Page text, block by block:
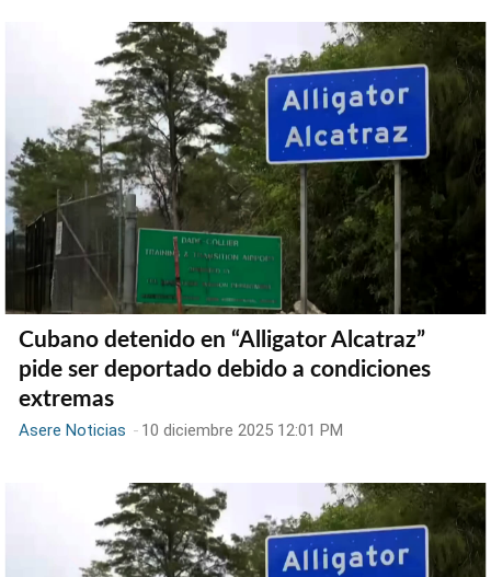
Cubano detenido en “Alligator Alcatraz”
pide ser deportado debido a condiciones
extremas
Asere Noticias - 10 diciembre 2025 12:01 PM